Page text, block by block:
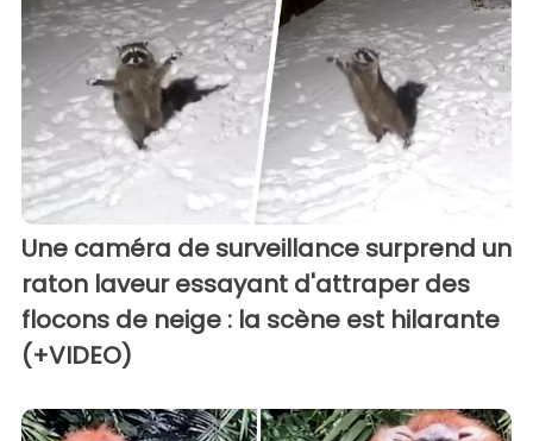
Une caméra de surveillance surprend un
raton laveur essayant d'attraper des
flocons de neige : la scène est hilarante
(+VIDEO)